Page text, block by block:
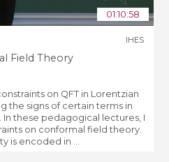
01:10:58
Field Theory
IHES
on QFT in Lorentzian
the signs of certain terms in
these pedagogical lectures, I
on conformal field theory.
is encoded in ...